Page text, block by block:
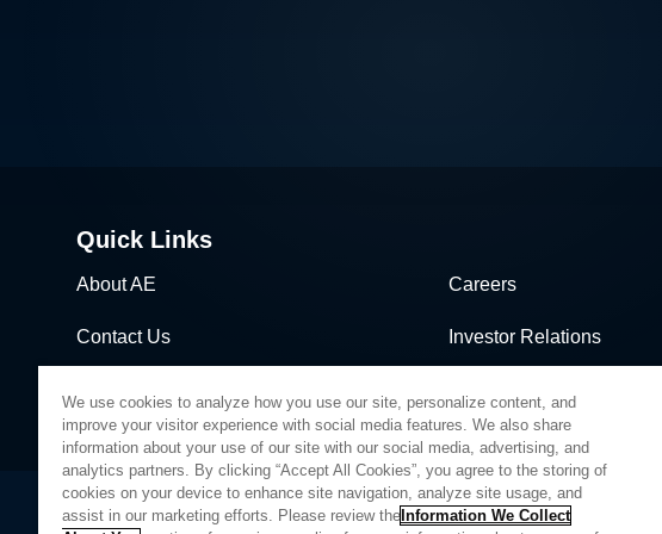
Quick Links
About AE Careers
Contact Us Investor Relations
We use cookies to analyze how you use our site, personalize content, and
improve your visitor experience with social media features. We also share
information about your use of our site with our social media, advertising, and
analytics partners. By clicking “Accept All Cookies”, you agree to the storing of
cookies on your device to enhance site navigation, analyze site usage, and
assist in our marketing efforts. Please review the Information We Collect